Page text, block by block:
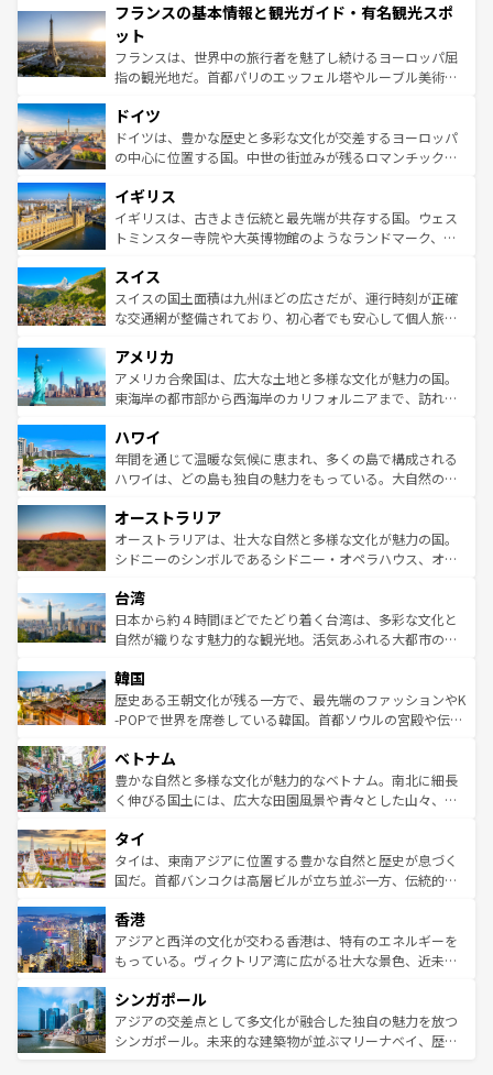
ませてくれるイタリアで、忘れられない旅をしてみよう！
なお、新着のイタリア情報は
しい。
文化が根付くこの国では、情熱的なフラメンコ、熱気あふ
れる闘牛、そして美味しいタパスが生活の一部となってい
る。首都マドリードの洗練された雰囲気や、バルセロナの
アートに溢れた街角から、地方では古代ローマ遺跡や中世
せる。地方によって風土や気候が異なるスペインはその個
性で訪れる人を魅了する。 なお、新着のスペイン情報は コ
ンテンツ一覧を参照してほしい。
フランスの基本情報と観光ガイド・有名観光スポ
ット
フランスは、世界中の旅行者を魅了し続けるヨーロッパ屈
指の観光地だ。首都パリのエッフェル塔やルーブル美術館
で、幅広い魅力が詰まっている。華麗な宮殿、歴史的な大
聖堂、美しいビーチ、そして豊かな自然が、訪れる者を心
から魅了する。また、フランスは美食の国としても知ら
いる。シャンパンの発祥地であるランス、プロヴァンスの
香り高いラベンダー畑など、多彩な楽しみ方が可能だ。さ
らに、パリ以外の地域にも魅力が溢れており、どの街角に
れる地方に足を運ぶとそれぞれで全く異なる文化を体験で
きるだろう。 なお、新着のフランス情報はコンテンツ一覧
を参照してほしい。
ドイツ
ドイツは、豊かな歴史と多彩な文化が交差するヨーロッパ
の中心に位置する国。中世の街並みが残るロマンチック街
顔を持つこの国は、どこを歩いても飽きることがない。ベ
ルリンの文化的活気、バイエルン州のアルプスの絶景、そ
してライン川沿いのワイン畑といった風景は必見。ビール
は、お酒好きな人にはぜひ体験してほしい。 なお、新着の
ドイツ情報はコンテンツ一覧を参照してほしい。
イギリス
イギリスは、古きよき伝統と最先端が共存する国。ウェス
トミンスター寺院や大英博物館のようなランドマーク、歴
リアごとに異なる魅力がある。また、優雅なアフタヌーン
ティー、ビール好きにはたまらない英国パブ、サッカー観
戦など、本場だからこそできる体験も豊富。イギリスを旅
ンツ一覧を参照してほしい。
スイス
スイスの国土面積は九州ほどの広さだが、運行時刻が正確
な交通網が整備されており、初心者でも安心して個人旅行
の建物がそのまま残る町や、スイスならではのユニークな
博物館もあり、アルプス観光だけでなく町歩きも満喫する
ことができる。国民の所得が高いため物価も高いが、旅行
ば市内交通費無料で観光を楽しむこともできる。 なお、新
着のスイス情報はコンテンツ一覧 を参照してほしい。
アメリカ
アメリカ合衆国は、広大な土地と多様な文化が魅力の国。
東海岸の都市部から西海岸のカリフォルニアまで、訪れる
のような巨大都市は、観光、ショッピング、エンターテイ
ンメントが詰まった刺激的なスポットだ。一方、アメリカ
西部には大自然が広がり、グランドキャニオンやイエロー
部のニューオーリンズでは、音楽と美食が融合した独特の
文化が魅力。旅行者はアメリカの各地域で異なる魅力を楽
しみながら、その多様性と豊かな歴史を感じることができ
ならではの贅沢な旅のスタイルだ。 なお、新着のアメリカ
情報はコンテンツ一覧を参照してほしい。
ハワイ
年間を通じて温暖な気候に恵まれ、多くの島で構成される
ハワイは、どの島も独自の魅力をもっている。大自然の神
ワイ島は見逃せない。また、定番の観光地といえばオアフ
島だが、静かな自然を求めるならマウイ島やカウアイ島が
おすすめ。エメラルドグリーンに輝く海をはじめ、豊かな
れるおもてなしの心で訪れる人々を迎えてくれるハワイの
人々、おいしいローカルフードやハワイアンミュージッ
ク、伝統的なフラダンスなど、すべてがハワイの魅力を彩
ワイを、存分に味わってほしい。 なお、新着のハワイ情報
はコンテンツ一覧を参照してほしい。
オーストラリア
オーストラリアは、壮大な自然と多様な文化が魅力の国。
シドニーのシンボルであるシドニー・オペラハウス、オー
リアリーフや大陸中央部にそびえるウルル（エアーズロッ
ク）、タスマニアの美しい原生林やケアンズの熱帯雨林な
ど、見どころがたくさん。また、カフェやワイン、オージ
いる。アクティビティも充実しており、サーフィンやダイ
ビング、ハイキングなど、アウトドア好きにはたまらな
い。オーストラリアの多彩な魅力を存分に味わいつくそ
参照してほしい。
台湾
日本から約４時間ほどでたどり着く台湾は、多彩な文化と
自然が織りなす魅力的な観光地。活気あふれる大都市の台
ン）、静ひつな山岳地帯である台湾東部など、都市の喧騒
と山間の静けさが共存しており、訪れる人に新しい発見と
驚きをもたらしてくれる。また、奥深い台湾の食文化も魅
容にもいいと評判のスイーツなど、バラエティ豊かな料理
が味わえる。 なお、新着の台湾情報は コンテンツ一覧を参
照してほしい。
韓国
歴史ある王朝文化が残る一方で、最先端のファッションやK
-POPで世界を席巻している韓国。首都ソウルの宮殿や伝統
き、地方に足を延ばせば四季折々の自然美を楽しむことが
できる。そして、キムチや焼肉、絶品のストリートフード
まで、さまざまな韓国料理が待っている。夜には、韓国な
リティに包まれながら、韓国の多彩な魅力を心ゆくまで味
わってみてほしい。 なお、新着の韓国情報はコンテンツ一
覧を参照してほしい。
ベトナム
豊かな自然と多様な文化が魅力的なベトナム。南北に細長
く伸びる国土には、広大な田園風景や青々とした山々、世
急速な発展と共に伝統が息づく。ハノイの古い町並みやホ
ーチミン市のフランス統治時代の建物も、独特の雰囲気を
醸し出している。また、バラエティの豊かさとおいしさで
とつ。フォーやバインミー、ベトナムコーヒーなどは、ぜ
ひ現地で味わいたい。どの地域を訪れてもあたたかい人々
が旅行者を迎えてくれるので、きっと忘れられない旅にな
参照してほしい。
タイ
タイは、東南アジアに位置する豊かな自然と歴史が息づく
国だ。首都バンコクは高層ビルが立ち並ぶ一方、伝統的な
の活気が交差している。北部ではチェンマイなどの山岳地
帯で自然と触れ合い、南部ではプーケットやクラビの美し
いビーチでリゾート気分を楽しむことができる。タイ料理
激する。気候は一年中温暖で、どの季節にも異なる楽しみ
が待っている。親しみやすいタイの人々、仏教を中心とし
た文化、そして多様な観光資源が、訪れる旅人を魅了し続
香港
アジアと西洋の文化が交わる香港は、特有のエネルギーを
もっている。ヴィクトリア湾に広がる壮大な景色、近未来
み、どこを訪れても感動するはず。観光スポットが密集し
ており、効率よく見どころを回れるのも魅力。息をのむよ
うな絶景から文化的な体験まで、香港を存分に楽しみ尽く
シンガポール
アジアの交差点として多文化が融合した独自の魅力を放つ
シンガポール。未来的な建築物が並ぶマリーナベイ、歴史